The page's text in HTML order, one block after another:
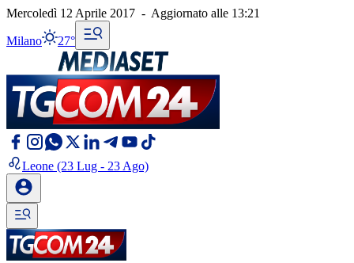
Mercoledì 12 Aprile 2017 - Aggiornato alle 13:21
Milano 27°
Leone (23 Lug - 23 Ago)